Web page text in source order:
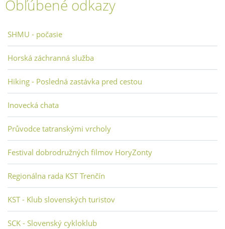
Obľúbené odkazy
SHMU - počasie
Horská záchranná služba
Hiking - Posledná zastávka pred cestou
Inovecká chata
Průvodce tatranskými vrcholy
Festival dobrodružných filmov HoryZonty
Regionálna rada KST Trenčín
KST - Klub slovenských turistov
SCK - Slovenský cykloklub